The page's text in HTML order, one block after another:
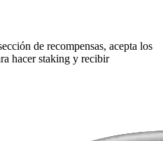
de recompensas, acepta los
hacer staking y recibir